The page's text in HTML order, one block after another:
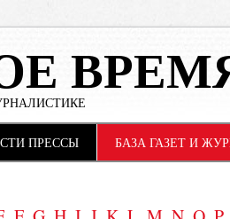
ПРЕССЫ БАЗА ГАЗЕТ И